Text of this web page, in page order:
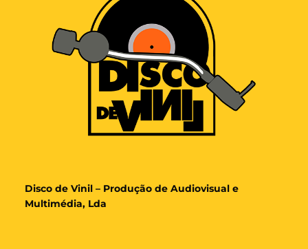
Disco de Vinil – Produção de Audiovisual e
Multimédia, Lda